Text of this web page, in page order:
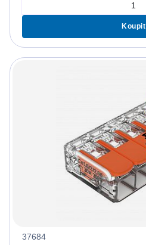
Koupit
37684